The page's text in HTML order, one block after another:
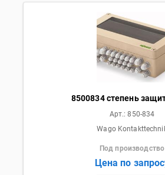
8500834 степень
Арт.:850-834
Wago
Под производство
Цена по